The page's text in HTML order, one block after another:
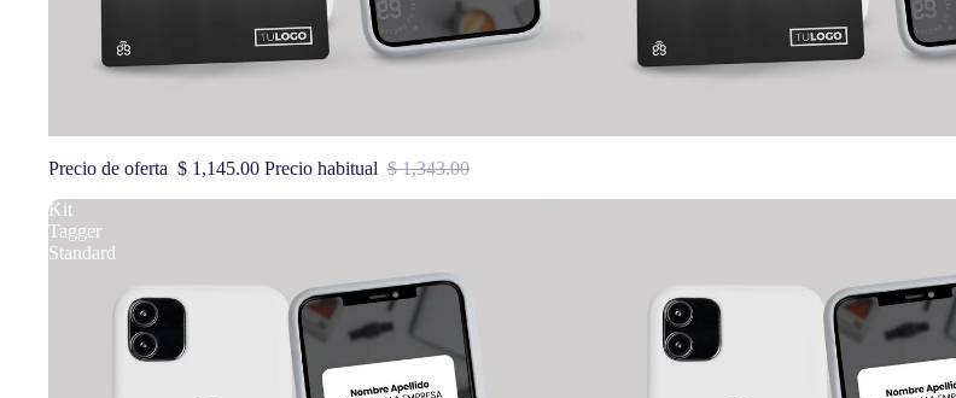
Precio de oferta $ 1,145.00 Precio habitual $ 1,343.00
Kit
Tagger
Standard